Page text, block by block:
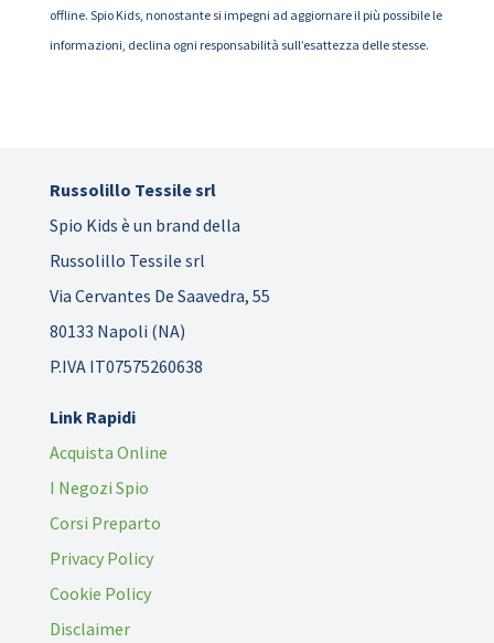
offline. Spio Kids, nonostante si impegni ad aggiornare il più possibile le
informazioni, declina ogni responsabilità sull’esattezza delle stesse.
Russolillo Tessile srl
Spio Kids è un brand della
Russolillo Tessile srl
Via Cervantes De Saavedra, 55
80133 Napoli (NA)
P.IVA IT07575260638
Link Rapidi
Acquista Online
I Negozi Spio
Corsi Preparto
Privacy Policy
Cookie Policy
Disclaimer